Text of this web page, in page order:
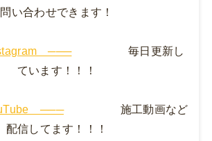
問い合わせできます！
───毎日更新し
ています！！！
───施工動画など
配信してます！！！